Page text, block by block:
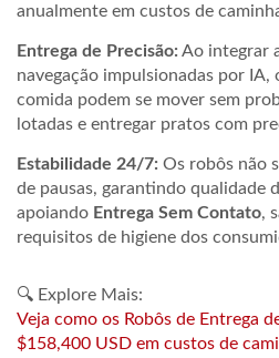
anualmente em custos de
Entrega de Precisão: Ao integrar
navegação impulsionadas por IA,
comida podem se mover sem
lotadas e entregar pratos com
Estabilidade 24/7: Os robôs não
de pausas, garantindo qualidade
apoiando Entrega Sem Contato,
requisitos de higiene dos
🔍 Explore Mais:
Veja como os Robôs de Entrega
$158,400 USD em custos de